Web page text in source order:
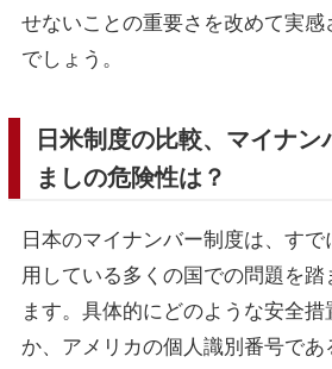
せないことの重要さを改めて実感
でしょう。
日米制度の比較、マイナ
ましの危険性は？
日本のマイナンバー制度は、すで
用している多くの国での問題を
ます。具体的にどのような安全
か、アメリカの個人識別番号で